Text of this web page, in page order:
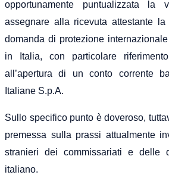
opportunamente puntualizzata la
assegnare alla ricevuta attestante la
domanda di protezione
in Italia, con particolare
all’apertura di un conto corrente
Italiane S.p.A.
Sullo specifico punto è doveroso,
premessa sulla prassi attualmente
stranieri dei commissariati e delle
italiano.